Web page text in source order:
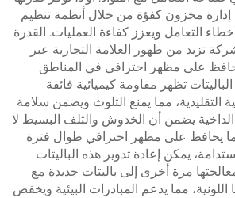
مخزون كفؤة من خلال أنظمة تنظيم
التعامل ويعزز كفاءة العمليات. القدرة
تزيد من ظهور العلامة التجارية عبر
تحافظ على مظهر احترافي في المناطق
تظهر مقاومة كيميائية فائقة
التقليدية، مما يمنع التلوث ويضمن سلامة
الداخية يضمن أن الخدوش والتلف البسيط لا
مما يحافظ على مظهر احترافي طوال فترة
يمكن إعادة تدوير هذه الباليتات
معالجتها مرة أخرى إلى باليتات جديدة مع
مما يدعم المبادرات البيئية ويخفض